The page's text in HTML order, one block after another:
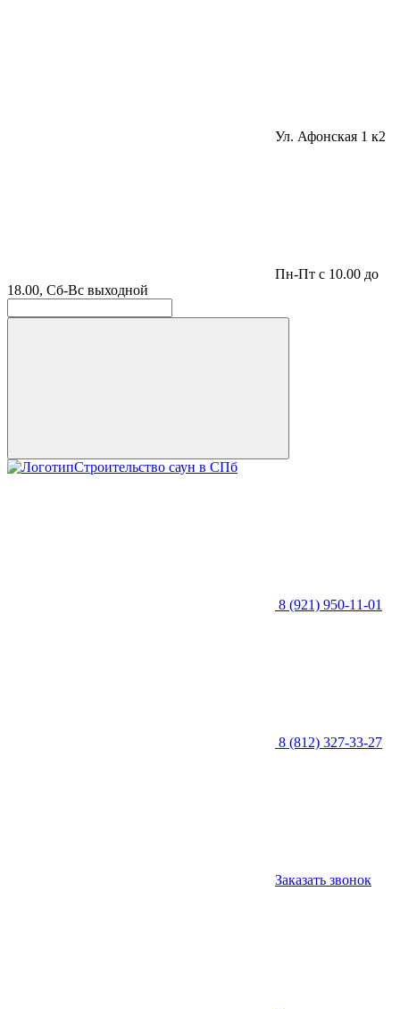
Ул. Афонская 1 к2
Пн-Пт с 10.00 до
18.00, Сб-Вс выходной
Строительство саун в СПб
8 (921) 950-11-01
8 (812) 327-33-27
Заказать звонок